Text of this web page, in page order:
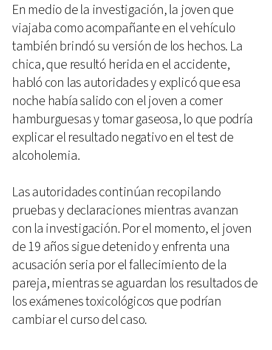
En medio de la investigación, la joven que
viajaba como acompañante en el vehículo
también brindó su versión de los hechos. La
chica, que resultó herida en el accidente,
habló con las autoridades y explicó que esa
noche había salido con el joven a comer
hamburguesas y tomar gaseosa, lo que podría
explicar el resultado negativo en el test de
alcoholemia.
Las autoridades continúan recopilando
pruebas y declaraciones mientras avanzan
con la investigación. Por el momento, el joven
de 19 años sigue detenido y enfrenta una
acusación seria por el fallecimiento de la
pareja, mientras se aguardan los resultados de
los exámenes toxicológicos que podrían
cambiar el curso del caso.